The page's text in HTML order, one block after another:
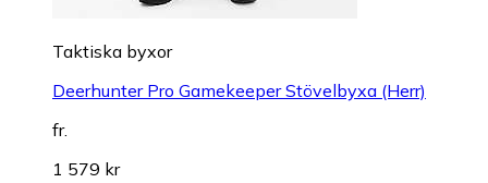
Taktiska byxor
Deerhunter Pro Gamekeeper Stövelbyxa (Herr)
fr.
1 579 kr